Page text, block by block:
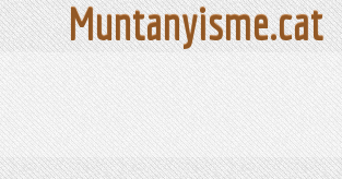
Muntanyisme.cat